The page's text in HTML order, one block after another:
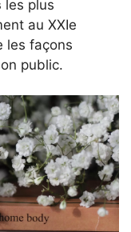
les plus
au XXIe
les façons
public.